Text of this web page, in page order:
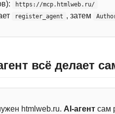
https://mcp.htmlweb.ru/
register_agent , затем
всё делает
htmlweb.ru. AI-агент сам